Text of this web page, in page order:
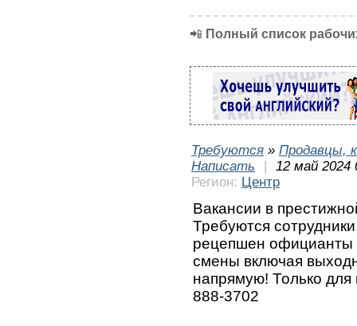
📲 Полный список
Требуются » Продавцы,
Написать
|
12 май 2024
Регион: Центр
Вакансии в
Требуются
рецепшен официанты
смены включая
напрямую! Только
888-3702